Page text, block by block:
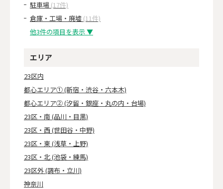
駐車場 (17件)
倉庫・工場・廃墟 (11件)
他3件の項目を表示 ▼
エリア
23区内
都心エリア① (新宿・渋谷・六本木)
都心エリア② (汐留・銀座・丸の内・台場)
23区・南 (品川・目黒)
23区・西 (世田谷・中野)
23区・東 (浅草・上野)
23区・北 (池袋・練馬)
23区外 (調布・立川)
神奈川